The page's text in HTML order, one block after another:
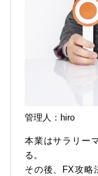
管理人：hiro
本業はサラリー
る。
その後、FX攻略